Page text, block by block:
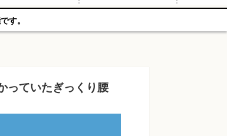
っていたぎっくり腰